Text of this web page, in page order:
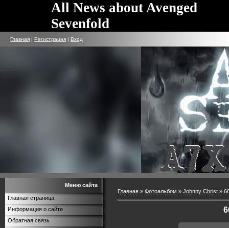
All News about Avenged
Sevenfold
Главная | Регистрация | Вход
Меню сайта
Главная страница
Информация о сайте
Обратная связь
Главная » Фотоальбом » Johnny Christ »